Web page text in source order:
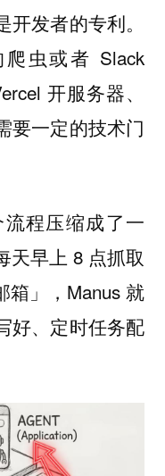
发者的专利。
虫或者 Slack
开服务器、
要一定的技术门
流程压缩成了一
天早上 8 点抓取
箱」，Manus 就
好、定时任务配